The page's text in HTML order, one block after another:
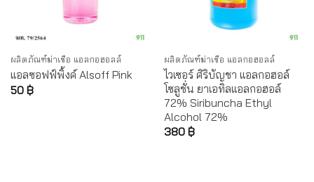
ผลิตภัณฑ์ฆ่าเชื้อ แอลกอฮอลล์
แอลซอฟฟ์พิ้งค์ Alsoff Pink
50 ฿
ผลิตภัณฑ์ฆ่าเชื้อ แอลกอฮอลล์
ไวเซอร์ ศิริบัญชา แอลกอฮอล์
โซลูชั่น ยาเอทิลแอลกอฮอล์
72% Siribuncha Ethyl
Alcohol 72%
380 ฿